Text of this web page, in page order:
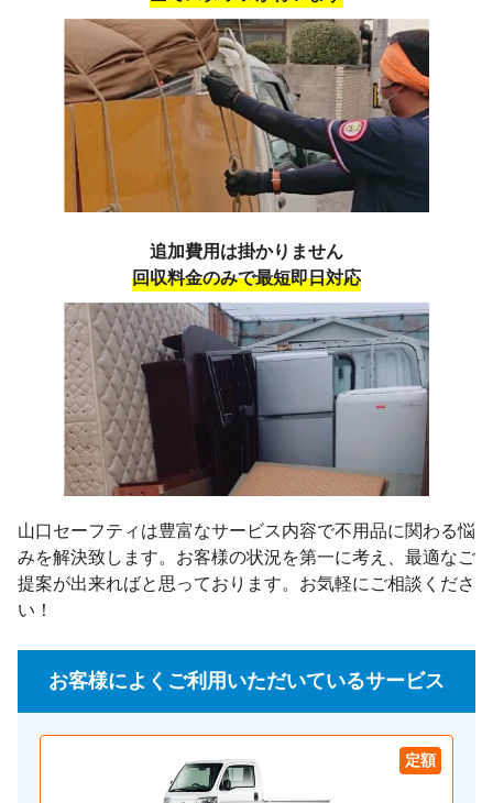
追加費用は掛かりません
回収料金のみで最短即日対応
山口セーフティは豊富なサービス内容で不用品に関わる悩
みを解決致します。お客様の状況を第一に考え、最適なご
提案が出来ればと思っております。お気軽にご相談くださ
い！
お客様によくご利用いただいているサービス
定額